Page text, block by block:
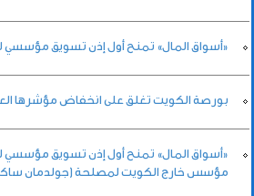
«أسواق المال» تمنح أول إذن تسويق مؤسسي
بورصة الكويت تغلق على انخفاض مؤشرها العام 11.14
«أسواق المال» تمنح أول إذن تسويق مؤسسي
مؤسس خارج الكويت لمصلحة (جولدمان